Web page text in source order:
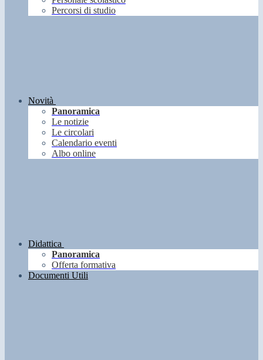
Percorsi di studio
Novità
Panoramica
Le notizie
Le circolari
Calendario eventi
Albo online
Didattica
Panoramica
Offerta formativa
Documenti Utili